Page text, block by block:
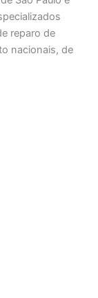
reparo de
nacionais, de